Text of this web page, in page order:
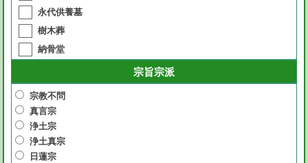
永代供養墓
樹木葬
納骨堂
宗旨宗派
宗教不問
真言宗
浄土宗
浄土真宗
日蓮宗